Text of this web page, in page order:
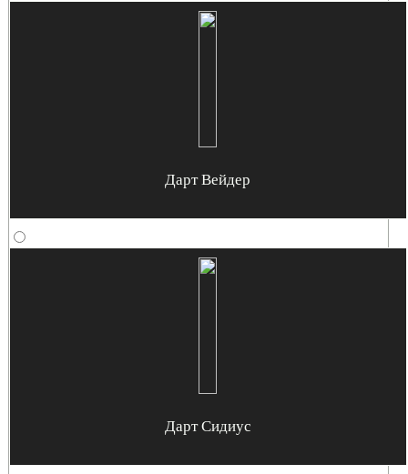
Дарт Вейдер
Дарт Сидиус